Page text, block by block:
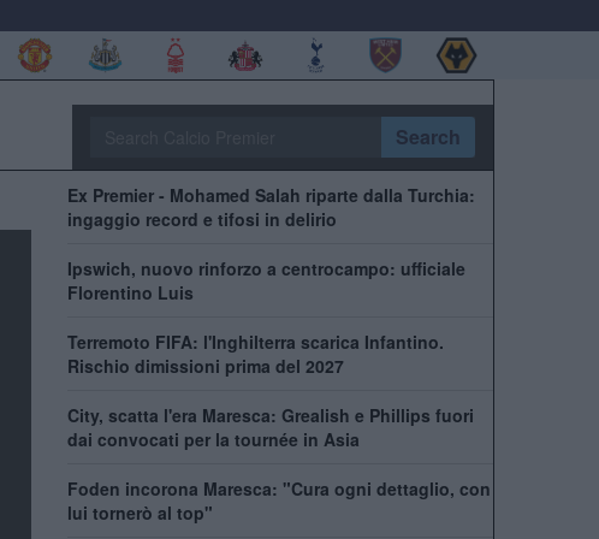
Search
Ex Premier - Mohamed Salah riparte dalla Turchia:
ingaggio record e tifosi in delirio
Ipswich, nuovo rinforzo a centrocampo: ufficiale
Florentino Luis
Terremoto FIFA: l'Inghilterra scarica Infantino.
Rischio dimissioni prima del 2027
City, scatta l'era Maresca: Grealish e Phillips fuori
dai convocati per la tournée in Asia
Foden incorona Maresca: "Cura ogni dettaglio, con
lui tornerò al top"